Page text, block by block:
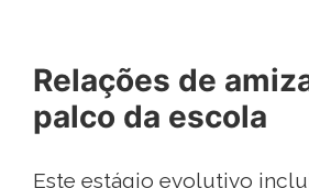
Relações de
palco da escola
Este estágio evolutivo